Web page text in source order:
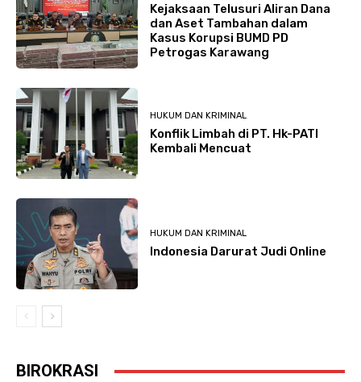
Kejaksaan Telusuri Aliran Dana
dan Aset Tambahan dalam
Kasus Korupsi BUMD PD
Petrogas Karawang
HUKUM DAN KRIMINAL
Konflik Limbah di PT. Hk-PATI
Kembali Mencuat
HUKUM DAN KRIMINAL
Indonesia Darurat Judi Online
BIROKRASI